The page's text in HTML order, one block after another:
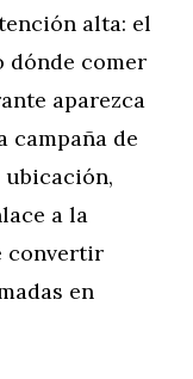
alta: el
dónde comer
aparezca
campaña de
ubicación,
a la
convertir
en